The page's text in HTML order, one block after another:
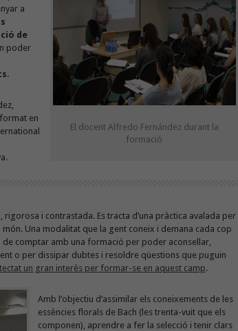
El docent Alfredo Fernández durant la
formació
a
de
poder
.
en
i contrastada. Es tracta d’una pràctica avalada per
Una modalitat que la gent coneix i demana cada cop
comptar amb una formació per poder aconsellar,
o per dissipar dubtes i resoldre qüestions que puguin
un gran interès per formar-se en aquest camp.
Amb l’objectiu d’assimilar els coneixements de les
essències florals de Bach (les trenta-vuit que els
componen), aprendre a fer la selecció i tenir clars